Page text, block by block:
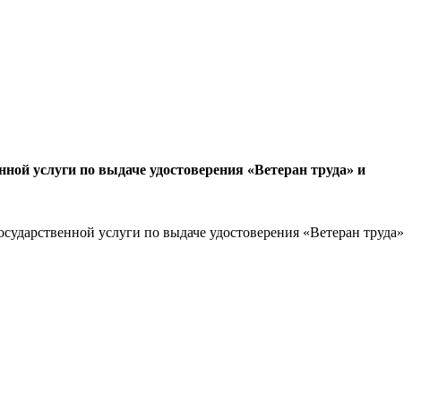
услуги по выдаче удостоверения «Ветеран труда» и
услуги по выдаче удостоверения «Ветеран труда»